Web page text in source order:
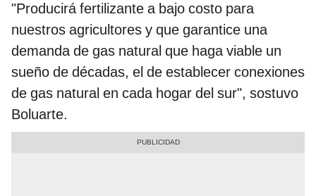
"Producirá fertilizante a bajo costo para
nuestros agricultores y que garantice una
demanda de gas natural que haga viable un
sueño de décadas, el de establecer conexiones
de gas natural en cada hogar del sur", sostuvo
Boluarte.